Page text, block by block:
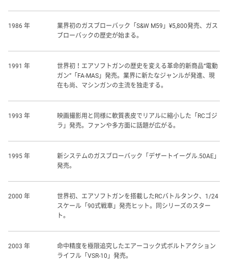
1986 年
業界初のガスブローバック「S&W M59」¥5,800発売、ガス
ブローバックの歴史が始まる。
1991 年
世界初！エアソフトガンの歴史を変える革命的新商品“電動
ガン”「FA-MAS」発売。業界に新たなジャンルが発進、現
在も尚、マシンガンの主流を独走する。
1993 年
映画撮影用と同様に軟質表皮でリアルに縮小した「RCゴジ
ラ」発売。ファンや多方面に話題が広がる。
1995 年
新システムのガスブローバック「デザートイーグル.50AE」
発売。
2000 年
世界初、エアソフトガンを搭載したRCバトルタンク、1/24
スケール「90式戦車」発売ヒット。同シリーズのスター
ト。
2003 年
命中精度を極限追究したエアーコック式ボルトアクション
ライフル「VSR-10」発売。